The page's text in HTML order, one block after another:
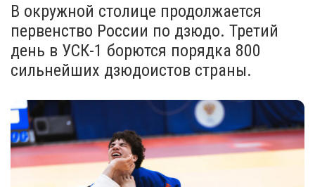
В окружной столице продолжается
первенство России по дзюдо. Третий
день в УСК-1 борются порядка 800
сильнейших дзюдоистов страны.